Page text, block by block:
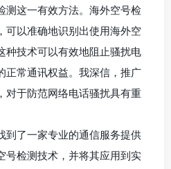
测这一有效方法。海外空号检
可以准确地识别出使用海外空
种技术可以有效地阻止骚扰电
正常通讯权益。我深信，推广
对于防范网络电话骚扰具有重
到了一家专业的通信服务提供
号检测技术，并将其应用到实